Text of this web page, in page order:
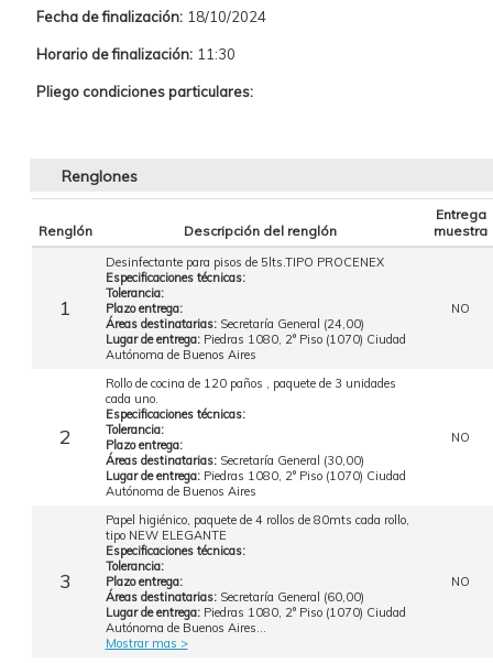
Fecha de finalización: 18/10/2024
Horario de finalización: 11:30
Pliego condiciones particulares:
Renglones
Renglón Descripción del renglón
Entrega
muestra
1
Desinfectante para pisos de 5lts.TIPO PROCENEX
Especificaciones técnicas:
Tolerancia:
Plazo entrega:
Áreas destinatarias: Secretaría General (24,00)
Lugar de entrega: Piedras 1080, 2° Piso (1070) Ciudad
Autónoma de Buenos Aires
NO
2
Rollo de cocina de 120 paños , paquete de 3 unidades
cada uno.
Especificaciones técnicas:
Tolerancia:
Plazo entrega:
Áreas destinatarias: Secretaría General (30,00)
Lugar de entrega: Piedras 1080, 2° Piso (1070) Ciudad
Autónoma de Buenos Aires
NO
3
Papel higiénico, paquete de 4 rollos de 80mts cada rollo,
tipo NEW ELEGANTE
Especificaciones técnicas:
Tolerancia:
Plazo entrega:
Áreas destinatarias: Secretaría General (60,00)
Lugar de entrega: Piedras 1080, 2° Piso (1070) Ciudad
Autónoma de Buenos Aires...
Mostrar mas >
NO